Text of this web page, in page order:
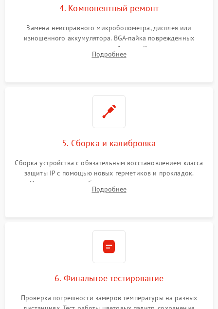
4. Компонентный ремонт
Замена неисправного микроболометра, дисплея или
изношенного аккумулятора. BGA-пайка поврежденных
контроллеров на материнской плате. Восстановление
разъемов и кнопок, замена поврежденных элементов
Подробнее
5. Сборка и калибровка
Сборка устройства с обязательным восстановлением класса
защиты IP с помощью новых герметиков и прокладок.
Программная калибровка матрицы по эталонному
абсолютно черному телу для точного измерения температур.
Подробнее
6. Финальное тестирование
Проверка погрешности замеров температуры на разных